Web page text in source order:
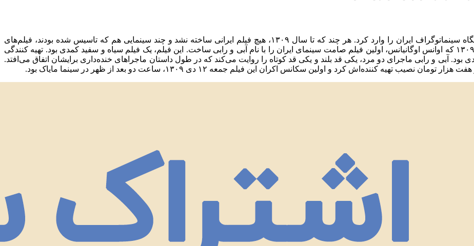
ماجرا از سال ۱۲۹۷ آغاز شد. مظفرالدین شاه قاجار، اولین دستگاه سینماتوگراف ایران را وارد کرد. هر چند که تا سال ۱۳۰۹، هیچ فیلم ایرانی ساخته نشد و چند سینمایی هم که تاسیس شده بودند، فیلم‌های
غربی و فرنگی با زیرنویس های فارسی پخش می کردند. تا سال ۱۳۰۹ که اوانس اوگانیانس، اولین فیلم صامت سینمای ایران را با نام آبی و رابی ساخت. این فیلم، یک فیلم سیاه و سفید کمدی بود. تهیه کنندگی
بود. آبی و رابی ماجرای دو مرد، یکی قد بلند و یکی قد کوتاه را روایت می‌کند که در طول داستان ماجراهای خنده‌داری برایشان اتفاق می‌افتد.